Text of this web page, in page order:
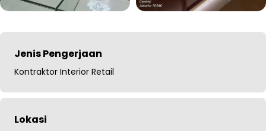
Jenis Pengerjaan
Kontraktor Interior Retail
Lokasi